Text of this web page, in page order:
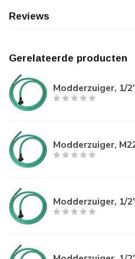
Reviews
Gerelateerde producten
Modderzuiger, 1/
Modderzuiger,
Modderzuiger, 1/